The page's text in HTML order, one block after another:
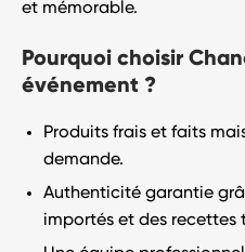
et mémorable.
Pourquoi choisir
événement ?
Produits frais et faits
demande.
Authenticité garantie
importés et des recettes